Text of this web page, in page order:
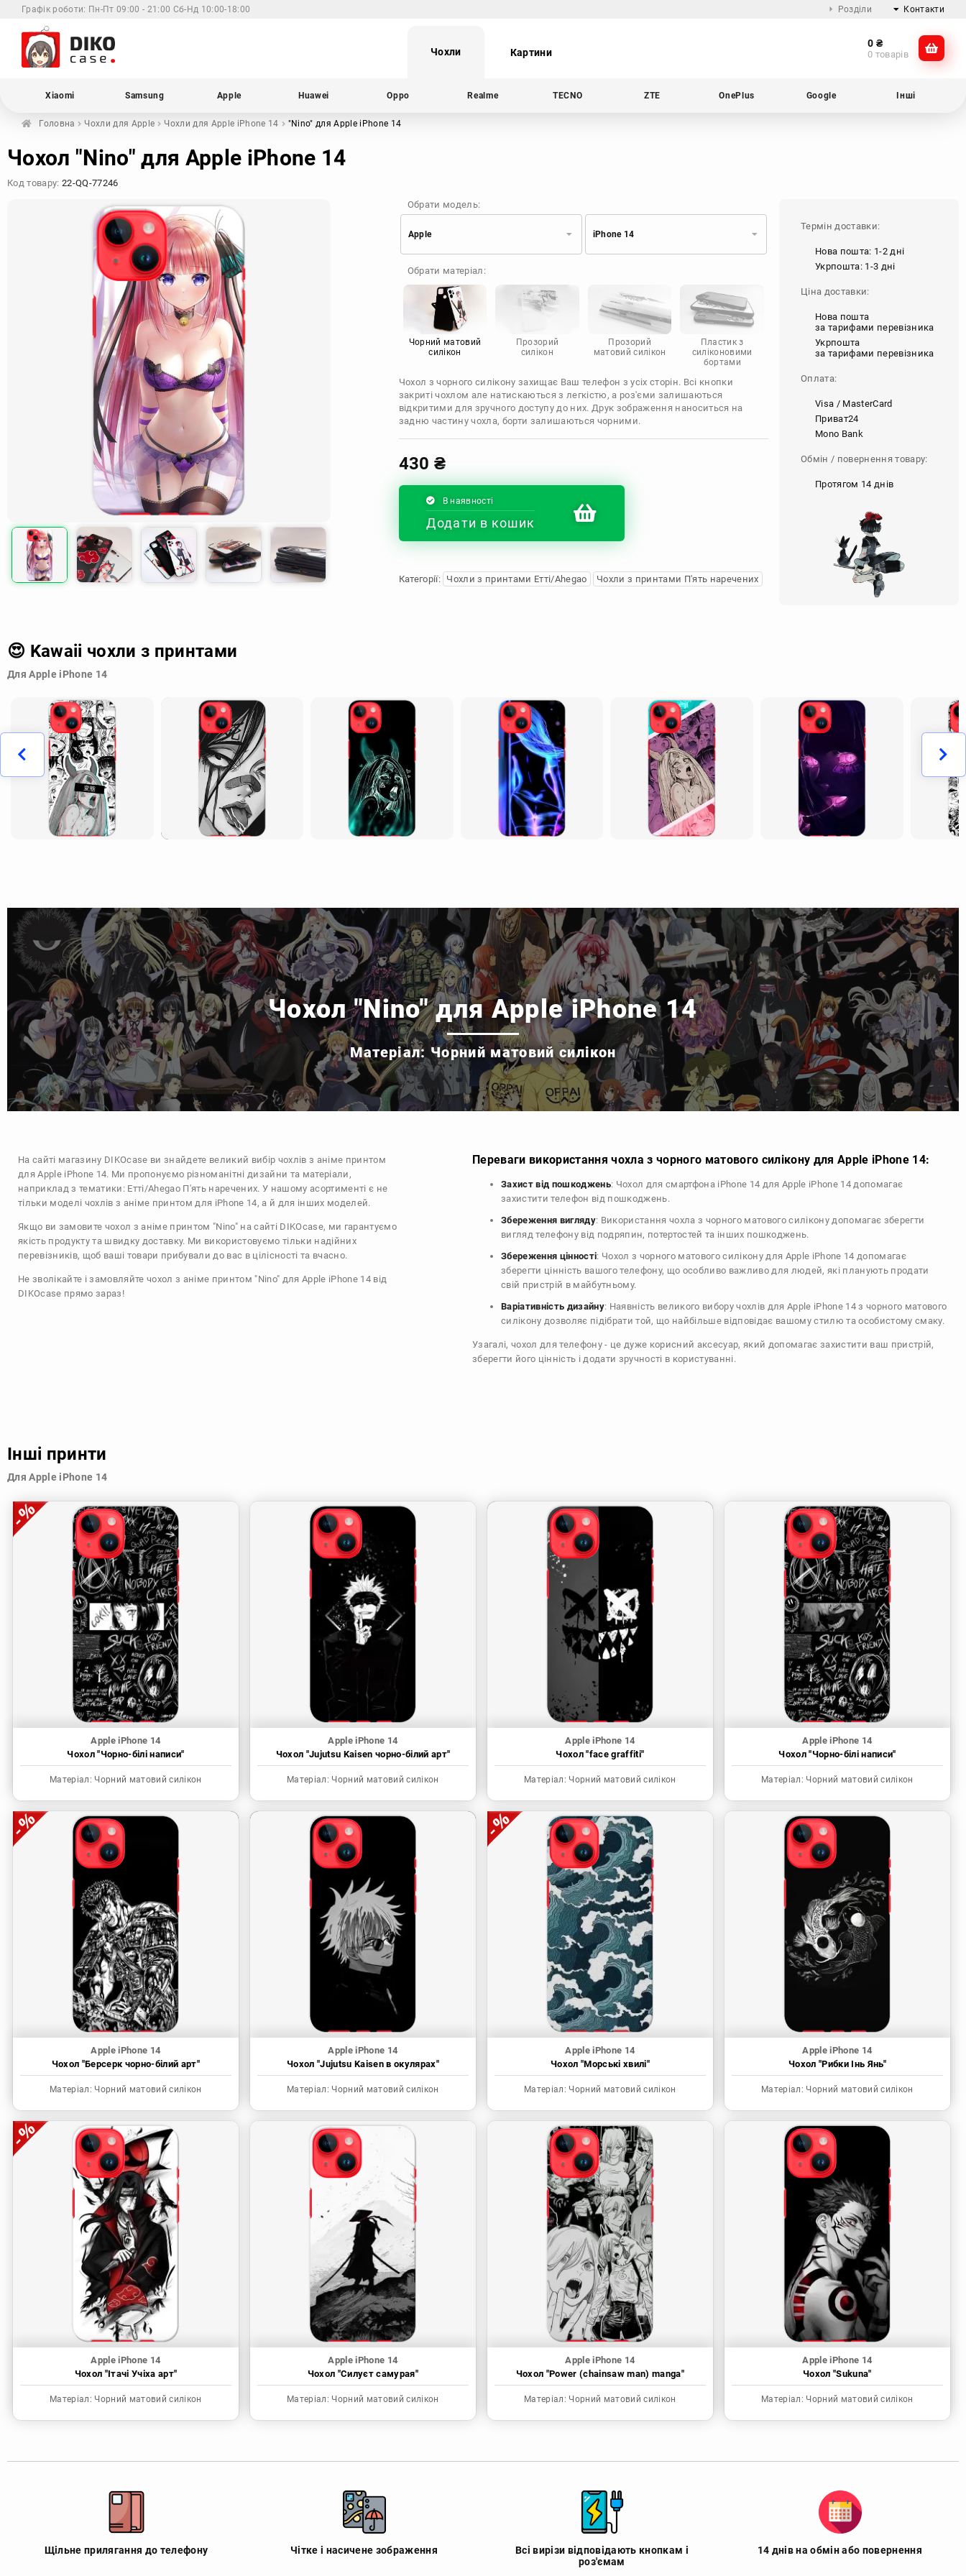
Графік роботи: Пн-Пт 09:00 - 21:00 Сб-Нд 10:00-18:00 Розділи Контакти
@dikocase
Чохли Картини
0 ₴
0 товарів
Xiaomi Samsung Apple Huawei Oppo Realme TECNO ZTE OnePlus Google Інші
Головна Чохли для Apple Чохли для Apple iPhone 14 "Nino" для Apple iPhone 14
Чохол "Nino" для Apple iPhone 14
Код товару: 22-QQ-77246
Обрати модель:
Apple
Samsung
Apple
Oppo
Realme
OnePlus
Google
Doogee
Motorola
iPhone 14
Обрати матеріал:
Чорний матовий
силікон
Прозорий
силікон
Прозорий
матовий силікон
Пластик з
силіконовими
бортами
Чохол з чорного силікону захищає Ваш телефон з усіх сторін. Всі кнопки
закриті чохлом але натискаються з легкістю, а роз'єми залишаються
відкритими для зручного доступу до них. Друк зображення наноситься на
задню частину чохла, борти залишаються чорними.
430 ₴
В наявності
Додати в кошик
Категорії: Чохли з принтами Етті/Ahegao Чохли з принтами П'ять наречених
Термін доставки:
Нова пошта: 1-2 дні
Укрпошта: 1-3 дні
Ціна доставки:
Нова пошта
за тарифами перевізника
Укрпошта
за тарифами перевізника
Оплата:
Visa / MasterCard
Приват24
Mono Bank
Обмін / повернення товару:
Протягом 14 днів
😍 Kawaii чохли з принтами
Для Apple iPhone 14
Чохол "Nino" для Apple iPhone 14
Матеріал: Чорний матовий силікон
На сайті магазину DIKOcase ви знайдете великий вибір чохлів з аніме принтом
для Apple iPhone 14. Ми пропонуємо різноманітні дизайни та матеріали,
наприклад з тематики: Етті/Ahegao П'ять наречених. У нашому асортименті є не
тільки моделі чохлів з аніме принтом для iPhone 14, а й для інших моделей.
Якщо ви замовите чохол з аніме принтом "Nino" на сайті DIKOcase, ми гарантуємо
якість продукту та швидку доставку. Ми використовуємо тільки надійних
перевізників, щоб ваші товари прибували до вас в цілісності та вчасно.
Не зволікайте і замовляйте чохол з аніме принтом "Nino" для Apple iPhone 14 від
DIKOcase прямо зараз!
Переваги використання чохла з чорного матового силікону для Apple iPhone 14:
Захист від пошкоджень: Чохол для смартфона iPhone 14 для Apple iPhone 14 допомагає
захистити телефон від пошкоджень.
Збереження вигляду: Використання чохла з чорного матового силікону допомагає зберегти
вигляд телефону від подряпин, потертостей та інших пошкоджень.
Збереження цінності: Чохол з чорного матового силікону для Apple iPhone 14 допомагає
зберегти цінність вашого телефону, що особливо важливо для людей, які планують продати
свій пристрій в майбутньому.
Варіативність дизайну: Наявність великого вибору чохлів для Apple iPhone 14 з чорного матового
силікону дозволяє підібрати той, що найбільше відповідає вашому стилю та особистому смаку.
Узагалі, чохол для телефону - це дуже корисний аксесуар, який допомагає захистити ваш пристрій,
зберегти його цінність і додати зручності в користуванні.
Інші принти
Для Apple iPhone 14
Apple iPhone 14
Чохол "Чорно-білі написи"
Матеріал: Чорний матовий силікон
Apple iPhone 14
Чохол "Jujutsu Kaisen чорно-білий арт"
Матеріал: Чорний матовий силікон
Apple iPhone 14
Чохол "face graffiti"
Матеріал: Чорний матовий силікон
Apple iPhone 14
Чохол "Чорно-білі написи"
Матеріал: Чорний матовий силікон
Apple iPhone 14
Чохол "Берсерк чорно-білий арт"
Матеріал: Чорний матовий силікон
Apple iPhone 14
Чохол "Jujutsu Kaisen в окулярах"
Матеріал: Чорний матовий силікон
Apple iPhone 14
Чохол "Морські хвилі"
Матеріал: Чорний матовий силікон
Apple iPhone 14
Чохол "Рибки Інь Янь"
Матеріал: Чорний матовий силікон
Apple iPhone 14
Чохол "Ітачі Учіха арт"
Матеріал: Чорний матовий силікон
Apple iPhone 14
Чохол "Силуєт самурая"
Матеріал: Чорний матовий силікон
Apple iPhone 14
Чохол "Power (chainsaw man) manga"
Матеріал: Чорний матовий силікон
Apple iPhone 14
Чохол "Sukuna"
Матеріал: Чорний матовий силікон
Щільне прилягання до телефону Чітке і насичене зображення
Всі вирізи відповідають кнопкам і
роз'ємам
14 днів на обмін або повернення